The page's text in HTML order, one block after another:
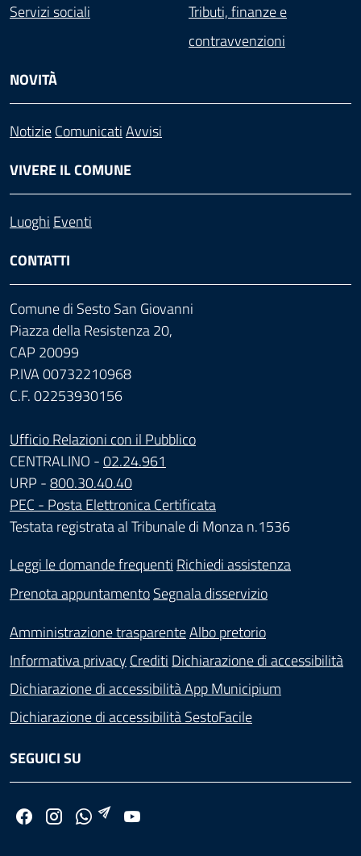
Servizi sociali
Tributi, finanze e
contravvenzioni
NOVITÀ
NotizieComunicatiAvvisi
VIVERE IL COMUNE
Luoghi Eventi
CONTATTI
Comune di Sesto San Giovanni
Piazza della Resistenza 20,
CAP 20099
P.IVA 00732210968
C.F. 02253930156
Ufficio Relazioni con il Pubblico
CENTRALINO -02.24.961
URP -800.30.40.40
PEC - Posta Elettronica Certificata
Testata registrata al Tribunale di Monza n.1536
Leggi le domande frequenti Richiedi assistenza
Prenota appuntamentoSegnala disservizio
Amministrazione trasparenteAlbo pretorio
Informativa privacy Crediti Dichiarazione di accessibilità
Dichiarazione di accessibilità App Municipium
Dichiarazione di accessibilità SestoFacile
SEGUICI SU